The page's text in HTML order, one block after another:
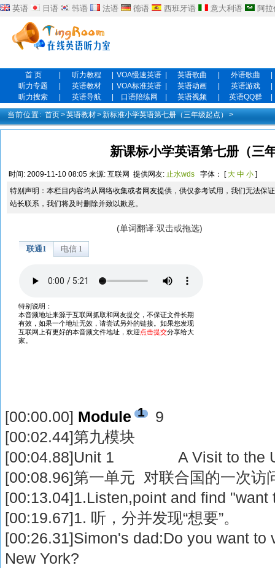
英语 日语 韩语 法语 德语 西班牙语 意大利语 阿
首 页 听力教程 VOA慢速英语 英语歌曲 外语歌曲
听力专题
英语教材 VOA标准英语 英语动画 英语游戏
听力搜索
英语导航 口语陪练网 英语视频 英语QQ群
当前位置: 首页>英语教材>新标准小学英语第七册（三年级起点） >
新课标小学英语第七册（三
时间: 2009-11-10 08:05 来源: 互联网 提供网友: 止水wds 字体： [大 中 小 ]
特别声明：本栏目内容均从网络收集或者网友提供，供仅参考试用，我们无法保
站长联系，我们将及时删除并致以歉意。
(单词翻译:双击或拖选)
[00:00.00] Module 1
9
[00:02.44]第九模块
[00:04.88]Unit 1 A Visit to the
[00:08.96]第一单元 对联合国的一次访
[00:13.04]1.Listen,point and find "want
[00:19.67]1. 听，分并发现“想要”。
[00:26.31]Simon's dad:Do you want to
New York?